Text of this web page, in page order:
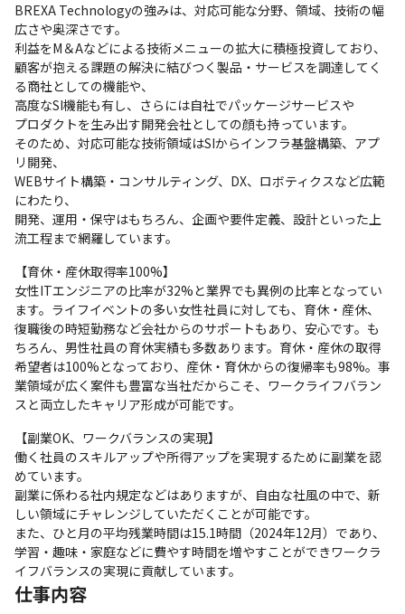
BREXA Technologyの強みは、対応可能な分野、領域、技術の幅
広さや奥深さです。
利益をM＆Aなどによる技術メニューの拡大に積極投資しており、
顧客が抱える課題の解決に結びつく製品・サービスを調達してく
る商社としての機能や、
高度なSI機能も有し、さらには自社でパッケージサービスや
プロダクトを生み出す開発会社としての顔も持っています。
そのため、対応可能な技術領域はSIからインフラ基盤構築、アプ
リ開発、
WEBサイト構築・コンサルティング、DX、ロボティクスなど広範
にわたり、
開発、運用・保守はもちろん、企画や要件定義、設計といった上
流工程まで網羅しています。
【育休・産休取得率100%】
女性ITエンジニアの比率が32%と業界でも異例の比率となってい
ます。ライフイベントの多い女性社員に対しても、育休・産休、
復職後の時短勤務など会社からのサポートもあり、安心です。も
ちろん、男性社員の育休実績も多数あります。育休・産休の取得
希望者は100%となっており、産休・育休からの復帰率も98%。事
業領域が広く案件も豊富な当社だからこそ、ワークライフバラン
スと両立したキャリア形成が可能です。
【副業OK、ワークバランスの実現】
働く社員のスキルアップや所得アップを実現するために副業を認
めています。
副業に係わる社内規定などはありますが、自由な社風の中で、新
しい領域にチャレンジしていただくことが可能です。
また、ひと月の平均残業時間は15.1時間（2024年12月）であり、
学習・趣味・家庭などに費やす時間を増やすことができワークラ
イフバランスの実現に貢献しています。
仕事内容